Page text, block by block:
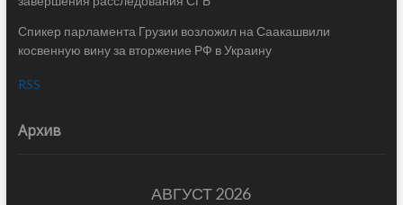
Спикер парламента Грузии возложил на Саакашвили
косвенную вину за вторжение РФ в Украину
RSS
Архив
АВГУСТ 2026